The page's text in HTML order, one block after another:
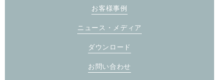
お客様事例
ニュース・メディア
ダウンロード
お問い合わせ